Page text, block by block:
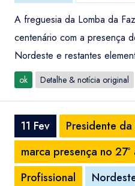
A freguesia da Lomba da
centenário com a presença
Nordeste e restantes
ok Detalhe & notícia original
11 Fev
Presidente
marca presença no
Profissional